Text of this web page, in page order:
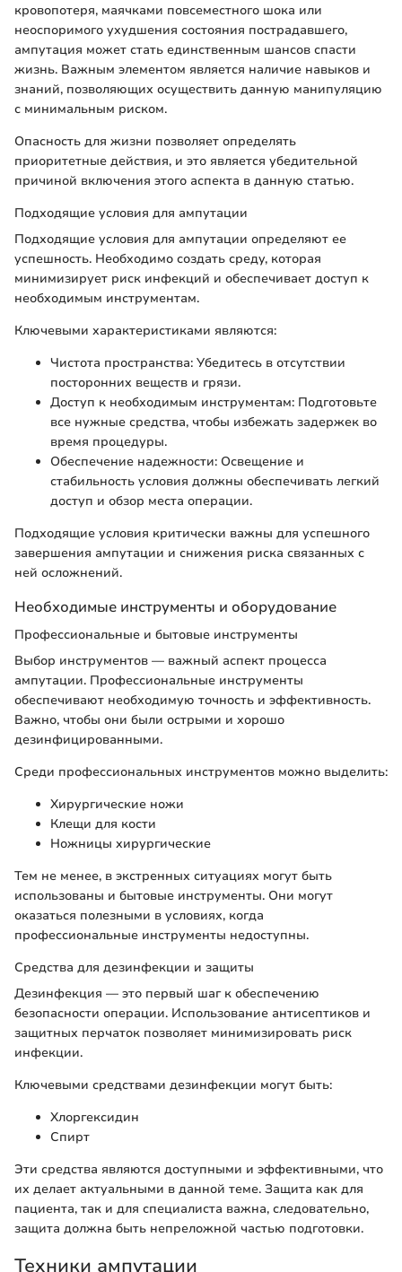
кровопотеря, маячками повсеместного шока или
неоспоримого ухудшения состояния пострадавшего,
ампутация может стать единственным шансов спасти
жизнь. Важным элементом является наличие навыков и
знаний, позволяющих осуществить данную манипуляцию
с минимальным риском.
Опасность для жизни позволяет определять
приоритетные действия, и это является убедительной
причиной включения этого аспекта в данную статью.
Подходящие условия для ампутации
Подходящие условия для ампутации определяют ее
успешность. Необходимо создать среду, которая
минимизирует риск инфекций и обеспечивает доступ к
необходимым инструментам.
Ключевыми характеристиками являются:
Чистота пространства: Убедитесь в отсутствии
посторонних веществ и грязи.
Доступ к необходимым инструментам: Подготовьте
все нужные средства, чтобы избежать задержек во
время процедуры.
Обеспечение надежности: Освещение и
стабильность условия должны обеспечивать легкий
доступ и обзор места операции.
Подходящие условия критически важны для успешного
завершения ампутации и снижения риска связанных с
ней осложнений.
Необходимые инструменты и оборудование
Профессиональные и бытовые инструменты
Выбор инструментов — важный аспект процесса
ампутации. Профессиональные инструменты
обеспечивают необходимую точность и эффективность.
Важно, чтобы они были острыми и хорошо
дезинфицированными.
Среди профессиональных инструментов можно выделить:
Хирургические ножи
Клещи для кости
Ножницы хирургические
Тем не менее, в экстренных ситуациях могут быть
использованы и бытовые инструменты. Они могут
оказаться полезными в условиях, когда
профессиональные инструменты недоступны.
Средства для дезинфекции и защиты
Дезинфекция — это первый шаг к обеспечению
безопасности операции. Использование антисептиков и
защитных перчаток позволяет минимизировать риск
инфекции.
Ключевыми средствами дезинфекции могут быть:
Хлоргексидин
Спирт
Эти средства являются доступными и эффективными, что
их делает актуальными в данной теме. Защита как для
пациента, так и для специалиста важна, следовательно,
защита должна быть непреложной частью подготовки.
Техники ампутации